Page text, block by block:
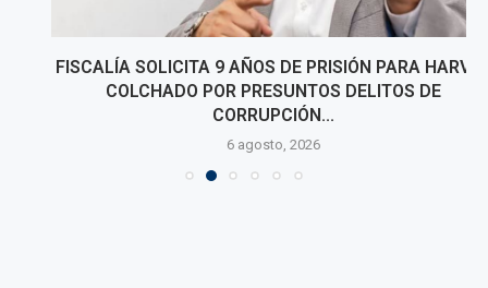
FISCALÍA SOLICITA 9 AÑOS DE PRISIÓN PARA HARVEY
COLCHADO POR PRESUNTOS DELITOS DE
CORRUPCIÓN...
6 agosto, 2026